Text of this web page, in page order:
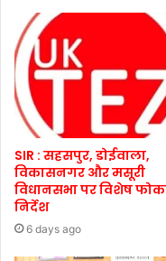
SIR : सहसपुर, डोईवाला,
विकासनगर और मसूरी
विधानसभा पर विशेष
निर्देश
6 days ago